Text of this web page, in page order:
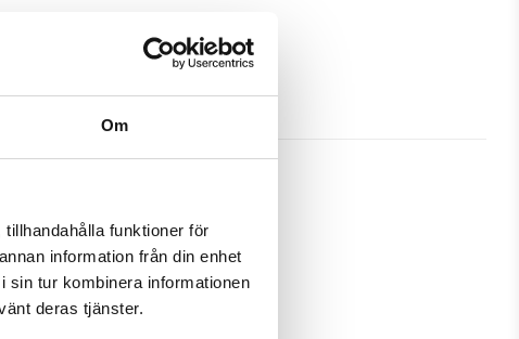
Om
funktioner för
information från din enhet
sin tur kombinera informationen
deras tjänster.
bra skydd och passa din Huawei
samtidigt som en plånbok. Detta